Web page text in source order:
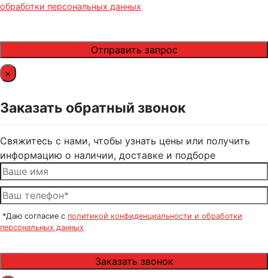
обработки персональных данных
×
Заказать обратный звонок
Свяжитесь с нами, чтобы узнать цены или получить
информацию о наличии, доставке и подборе
*Даю согласие с политикой конфиденциальности и обработки
персональных данных